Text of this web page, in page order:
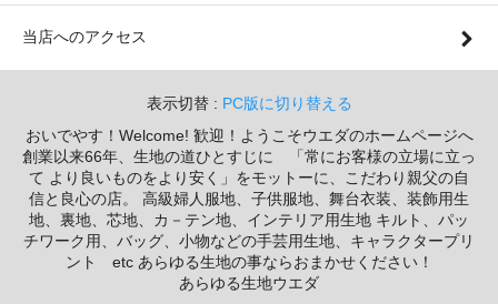
当店へのアクセス
表示切替 : PC版に切り替える
おいでやす！Welcome! 歓迎！ようこそウエダのホームページへ
創業以来66年、生地の道ひとすじに 「常にお客様の立場に立っ
て より良いものをより安く」をモットーに、こだわり親父の自
信と良心の店。 高級婦人服地、子供服地、舞台衣装、装飾用生
地、裏地、芯地、カ－テン地、インテリア用生地 キルト、パッ
チワーク用、バッグ、小物などの手芸用生地、キャラクタープリ
ント etc あらゆる生地の事ならおまかせください！
あらゆる生地ウエダ